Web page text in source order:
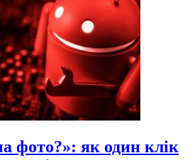
фото?»: як один клік